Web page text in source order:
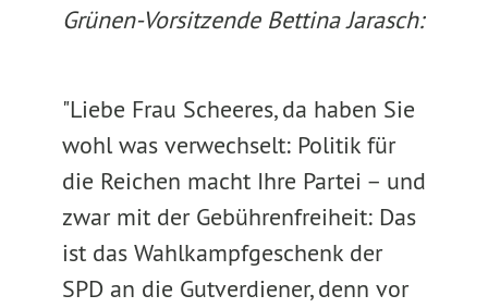
Grünen-Vorsitzende Bettina Jarasch:
"Liebe Frau Scheeres, da haben Sie
wohl was verwechselt: Politik für
die Reichen macht Ihre Partei – und
zwar mit der Gebührenfreiheit: Das
ist das Wahlkampfgeschenk der
SPD an die Gutverdiener, denn vor